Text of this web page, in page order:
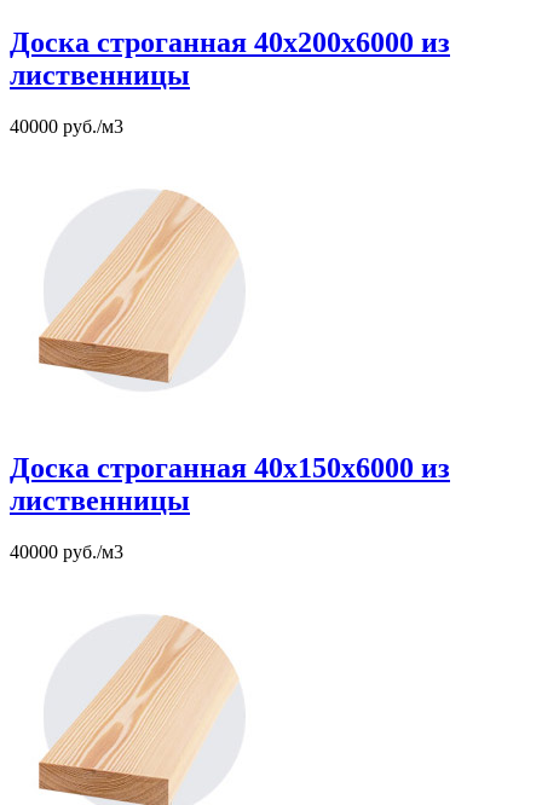
Доска строганная 40х200х6000 из
лиственницы
40000 руб./м3
Доска строганная 40х150х6000 из
лиственницы
40000 руб./м3